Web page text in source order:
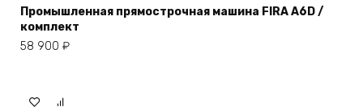
Промышленная прямострочная машина FIRA A6D /
комплект
58 900 ₽